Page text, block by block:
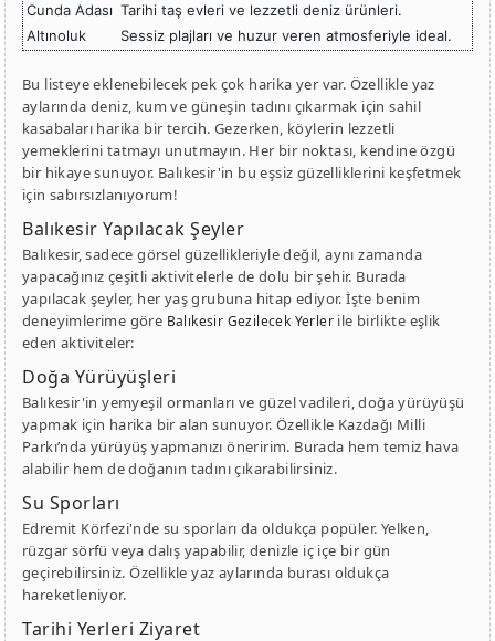
Cunda Adası Tarihi taş evleri ve lezzetli deniz ürünleri.
Altınoluk
Sessiz plajları ve huzur veren atmosferiyle ideal.
Bu listeye eklenebilecek pek çok harika yer var. Özellikle yaz
aylarında deniz, kum ve güneşin tadını çıkarmak için sahil
kasabaları harika bir tercih. Gezerken, köylerin lezzetli
yemeklerini tatmayı unutmayın. Her bir noktası, kendine özgü
bir hikaye sunuyor. Balıkesir'in bu eşsiz güzelliklerini keşfetmek
için sabırsızlanıyorum!
Balıkesir Yapılacak Şeyler
Balıkesir, sadece görsel güzellikleriyle değil, aynı zamanda
yapacağınız çeşitli aktivitelerle de dolu bir şehir. Burada
yapılacak şeyler, her yaş grubuna hitap ediyor. İşte benim
deneyimlerime göre Balıkesir Gezilecek Yerler ile birlikte eşlik
eden aktiviteler:
Doğa Yürüyüşleri
Balıkesir'in yemyeşil ormanları ve güzel vadileri, doğa yürüyüşü
yapmak için harika bir alan sunuyor. Özellikle Kazdağı Milli
Parkı’nda yürüyüş yapmanızı öneririm. Burada hem temiz hava
alabilir hem de doğanın tadını çıkarabilirsiniz.
Su Sporları
Edremit Körfezi'nde su sporları da oldukça popüler. Yelken,
rüzgar sörfü veya dalış yapabilir, denizle iç içe bir gün
geçirebilirsiniz. Özellikle yaz aylarında burası oldukça
hareketleniyor.
Tarihi Yerleri Ziyaret